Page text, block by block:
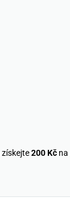
získejte200 Kč na